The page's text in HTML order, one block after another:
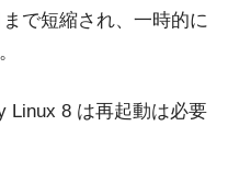
で短縮され、一時的に
Linux 8 は再起動は必要